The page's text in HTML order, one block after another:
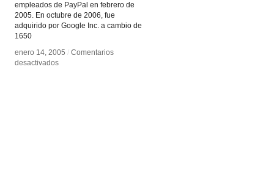
empleados de PayPal en febrero de
2005. En octubre de 2006, fue
adquirido por Google Inc. a cambio de
1650
enero 14, 2005 / Comentarios
desactivadosen
enero 14, 2005 / Comentarios
desactivadosen